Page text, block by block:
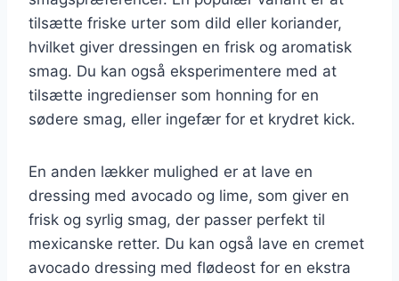
tilsætte friske urter som dild eller koriander,
hvilket giver dressingen en frisk og aromatisk
smag. Du kan også eksperimentere med at
tilsætte ingredienser som honning for en
sødere smag, eller ingefær for et krydret kick.
En anden lækker mulighed er at lave en
dressing med avocado og lime, som giver en
frisk og syrlig smag, der passer perfekt til
mexicanske retter. Du kan også lave en cremet
avocado dressing med flødeost for en ekstra